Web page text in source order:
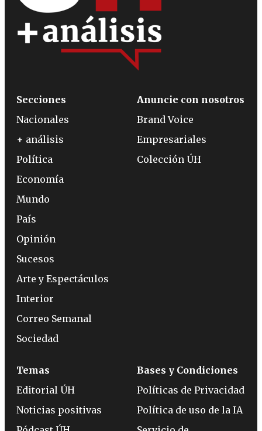
Secciones
Nacionales
+ análisis
Política
Economía
Mundo
País
Opinión
Sucesos
Arte y Espectáculos
Interior
Correo Semanal
Sociedad
Anuncie con nosotros
Brand Voice
Empresariales
Colección ÚH
Temas
Editorial ÚH
Noticias positivas
Bases y Condiciones
Políticas de Privacidad
Política de uso de la IA